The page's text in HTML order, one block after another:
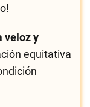
veloz y
equitativa